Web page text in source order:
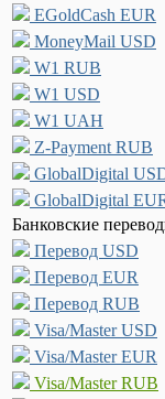
EGoldCash EUR
MoneyMail USD
W1 RUB
W1 USD
W1 UAH
Z-Payment RUB
GlobalDigital
GlobalDigital
Банковские
Перевод USD
Перевод EUR
Перевод RUB
Visa/Master USD
Visa/Master EUR
Visa/Master RUB